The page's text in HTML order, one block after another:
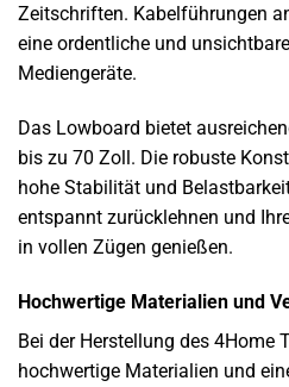
Zeitschriften. Kabelführungen
eine ordentliche und
Mediengeräte.
Das Lowboard bietet
bis zu 70 Zoll. Die robuste
hohe Stabilität und
entspannt zurücklehnen und
in vollen Zügen genießen.
Hochwertige Materialien und
Bei der Herstellung des 4Home
hochwertige Materialien und